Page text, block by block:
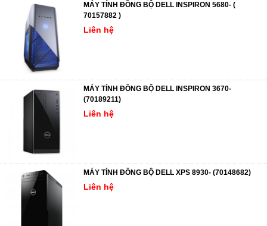
MÁY TÍNH ĐỒNG BỘ DELL INSPIRON 5680- (
70157882 )
Liên hệ
MÁY TÍNH ĐỒNG BỘ DELL INSPIRON 3670-
(70189211)
Liên hệ
MÁY TÍNH ĐỒNG BỘ DELL XPS 8930- (70148682)
Liên hệ